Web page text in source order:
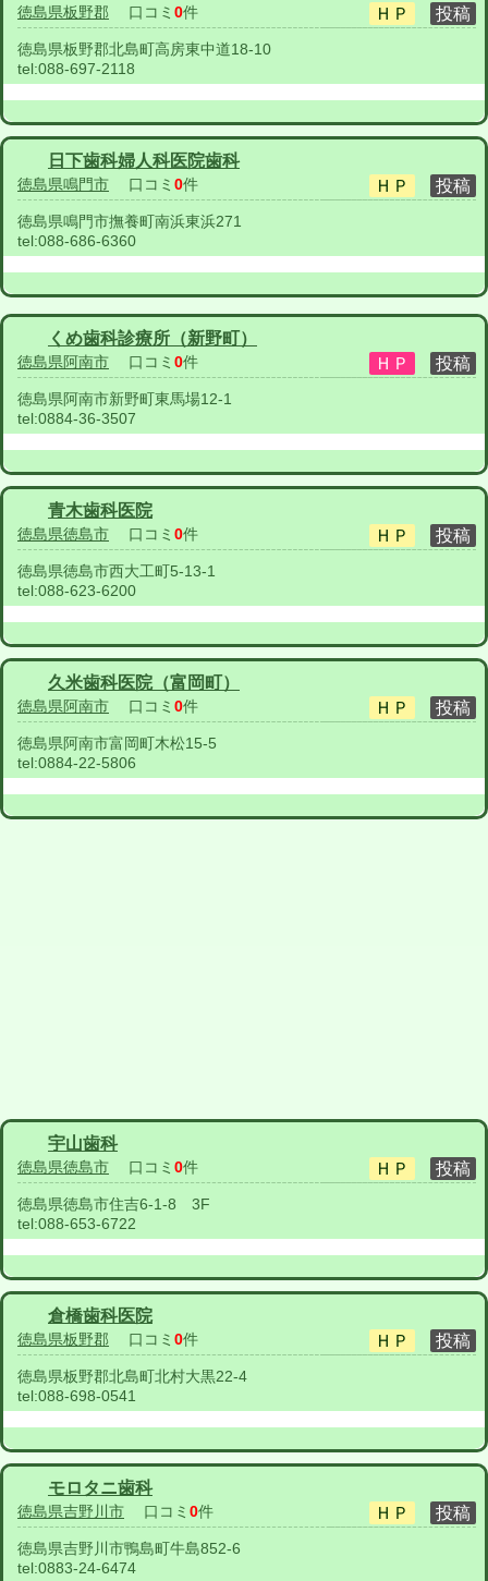
徳島県板野郡 口コミ 0件
徳島県板野郡北島町高房東中道18-10
tel:088-697-2118
日下歯科婦人科医院歯科
徳島県鳴門市 口コミ 0件
徳島県鳴門市撫養町南浜東浜271
tel:088-686-6360
くめ歯科診療所（新野町）
徳島県阿南市 口コミ 0件
徳島県阿南市新野町東馬場12-1
tel:0884-36-3507
青木歯科医院
徳島県徳島市 口コミ 0件
徳島県徳島市西大工町5-13-1
tel:088-623-6200
久米歯科医院（富岡町）
徳島県阿南市 口コミ 0件
徳島県阿南市富岡町木松15-5
tel:0884-22-5806
宇山歯科
徳島県徳島市 口コミ 0件
徳島県徳島市住吉6-1-8 3F
tel:088-653-6722
倉橋歯科医院
徳島県板野郡 口コミ 0件
徳島県板野郡北島町北村大黒22-4
tel:088-698-0541
モロタニ歯科
徳島県吉野川市 口コミ 0件
徳島県吉野川市鴨島町牛島852-6
tel:0883-24-6474